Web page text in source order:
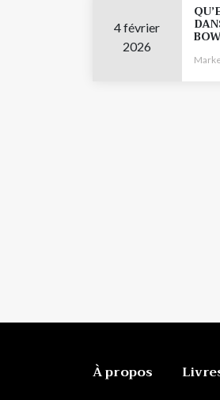
4 février
2026
À propos